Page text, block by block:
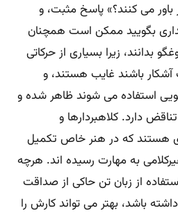
می کنند؟» پاسخ مثبت، و
بگویید ممکن است همچنان
بدانند، زیرا بسیاری از حرکاتی
آشکار باشند غایب هستند، و
استفاده می شوند ظاهر شده و
دارد. کلاهبردارها و
هستند که در هنر خاص تکمیل
به مهارت رسیده اند. هرچه
از زبان تن حاکی از صداقت
باشد، بهتر می تواند کارش را